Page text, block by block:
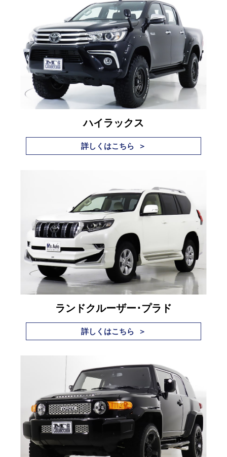
ハイラックス
詳しくはこちら ＞
ランドクルーザー･プラド
詳しくはこちら ＞